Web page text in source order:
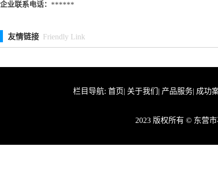
企业联系电话： ******
友情链接 Friendly Link
栏目导航: 首页| 关于我们 | 产品服务| 成功
2023 版权所有 © 东营